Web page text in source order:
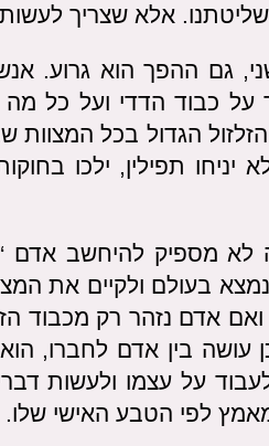
אלא שצריך
גם ההפך הוא גרוע.
על כבוד הדדי ועל כל
הגדול בכל
יניחו תפילין, ילכו
לא מספיק להיחשב אדם
בעולם ולקיים את
ואם אדם נזהר רק מכבוד
עושה בין אדם לחברו,
על עצמו ולעשות
לפי הטבע האישי שלו.